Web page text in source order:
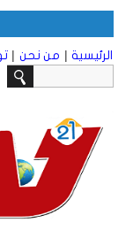
الرئيسية | من نحن |